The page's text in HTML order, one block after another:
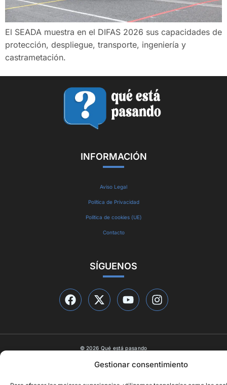
Gestionar consentimiento
El SEADA muestra en el DIFAS 2026 sus capacidades de
protección, despliegue, transporte, ingeniería y
castrametación.
INFORMACIÓN
Aviso Legal
Política de Privacidad
Política de cookies (UE)
Contacto
SÍGUENOS
© 2026 Qué está pasando